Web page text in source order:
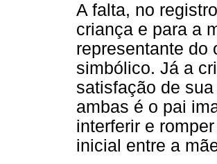
A falta, no
criança e para a
representante do
simbólico. Já a
satisfação de
ambas é o pai
interferir e
inicial entre a